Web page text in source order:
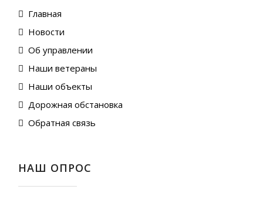
Главная
Новости
Об управлении
Наши ветераны
Наши объекты
Дорожная обстановка
Обратная связь
НАШ ОПРОС